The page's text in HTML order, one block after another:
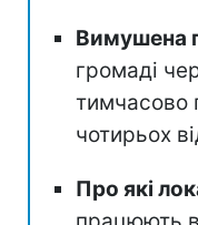
Вимушена
громаді
тимчасово
чотирьох
Про які